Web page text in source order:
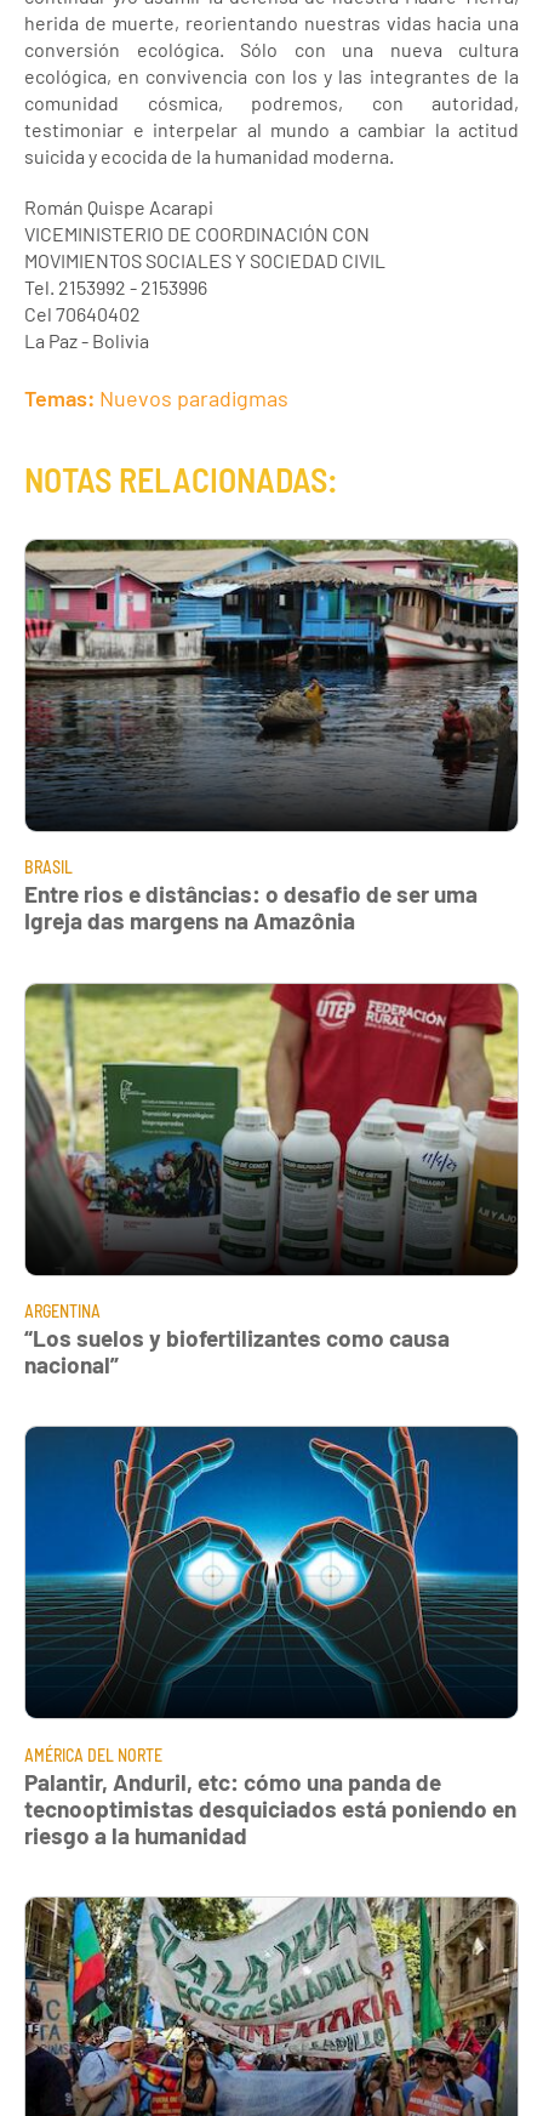
herida de muerte, reorientando nuestras vidas hacia una
conversión ecológica. Sólo con una nueva cultura
ecológica, en convivencia con los y las integrantes de la
comunidad cósmica, podremos, con autoridad,
testimoniar e interpelar al mundo a cambiar la actitud
suicida y ecocida de la humanidad moderna.
Román Quispe Acarapi
VICEMINISTERIO DE COORDINACIÓN CON
MOVIMIENTOS SOCIALES Y SOCIEDAD CIVIL
Tel. 2153992 - 2153996
Cel 70640402
La Paz - Bolivia
Temas: Nuevos paradigmas
NOTAS RELACIONADAS:
BRASIL
Entre rios e distâncias: o desafio de ser uma
Igreja das margens na Amazônia
ARGENTINA
“Los suelos y biofertilizantes como causa
nacional”
AMÉRICA DEL NORTE
Palantir, Anduril, etc: cómo una panda de
tecnooptimistas desquiciados está poniendo en
riesgo a la humanidad